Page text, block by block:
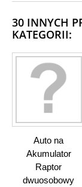
30 INNYCH
KATEGORII:
Auto na
Akumulator
Raptor
dwuosobowy